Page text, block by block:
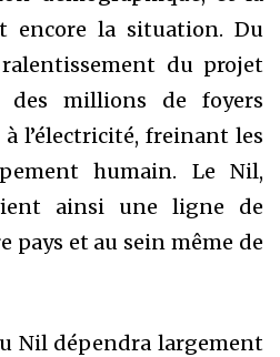
encore la situation. Du
du projet
des millions de foyers
à l’électricité, freinant les
humain. Le Nil,
ainsi une ligne de
pays et au sein même de
Nil dépendra largement